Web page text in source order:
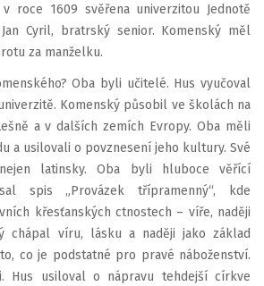
roce 1609 svěřena univerzitou Jednotě
Cyril, bratrský senior. Komenský měl
za manželku.
Oba byli učitelé. Hus vyučoval
Komenský působil ve školách na
a v dalších zemích Evropy. Oba měli
a usilovali o povznesení jeho kultury. Své
latinsky. Oba byli hluboce věřící
spis „Provázek třípramenný“, kde
křesťanských ctnostech – víře, naději
chápal víru, lásku a naději jako základ
co je podstatné pro pravé náboženství.
Hus usiloval o nápravu tehdejší církve